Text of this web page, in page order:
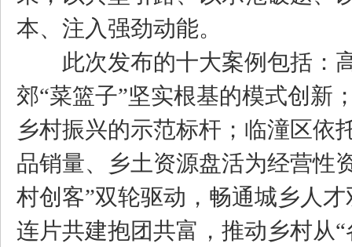
本、注入强劲动能。
此次发布的十大案例包括：高
郊“菜篮子”坚实根基的模式创新
乡村振兴的示范标杆；临潼区依
品销量、乡土资源盘活为经营性
村创客”双轮驱动，畅通城乡人
连片共建抱团共富，推动乡村从